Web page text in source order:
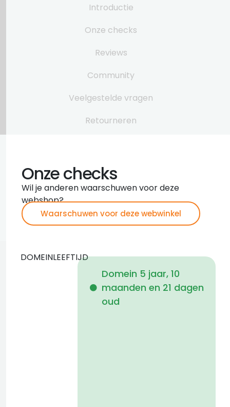
Introductie
Onze checks
Reviews
Community
Veelgestelde vragen
Retourneren
Onze checks
Wil je anderen waarschuwen voor deze
webshop?
Waarschuwen voor deze webwinkel
DOMEINLEEFTIJD
Domein 5 jaar, 10
maanden en 21 dagen
oud